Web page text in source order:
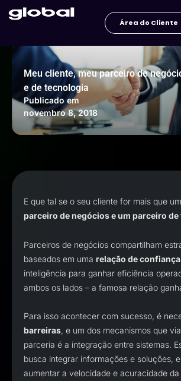
para
conteúdo
Área do Cliente
Meu cliente, meu parceiro de
e de tecnologia
Publicado em
novembro 8, 2018
E que tal se o seu cliente for mais que
parceiro de negócios e um parceiro
Parceiros de negócios compartilham
baseados em uma relação de confiança
inteligência para ganhar eficiência
ambos os lados – a famosa relação
Para isso acontecer com sucesso, é
barreiras , e um dos mecanismos que
parceria é a integração entre sistemas.
busca integrar informações e soluções,
aumentar a velocidade e acuracidade